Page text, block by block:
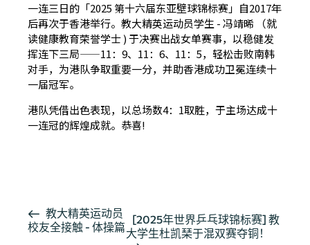
一连三日的「2025 第十六届东亚壁球锦标赛」自2017年
后再次于香港举行。教大精英运动员学生 - 冯靖晞 （就
读健康教育荣誉学士 ) 于决赛出战女单赛事，以稳健发
挥连下三局——11：9、11：6、11：5，轻松击败南韩
对手，为港队争取重要一分，并助香港成功卫冕连续十
一届冠军。
港队凭借出色表现，以总场数4：1取胜，于主场达成十
一连冠的辉煌成就。恭喜!
活
动
教大精英运动员
校友全接触 - 体操篇
[2025年世界乒乓球锦标赛] 教
大学生杜凯琹于混双赛夺铜！